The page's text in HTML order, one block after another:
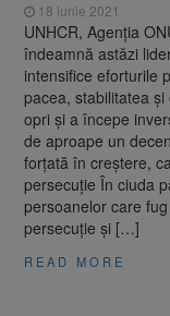
18 iunie 2021
UNHCR, Agenția
îndeamnă astăzi
intensifice eforturile
pacea, stabilitatea
opri și a începe
de aproape un
forțată în creștere,
persecuție În ciuda
persoanelor care
persecuție și […]
READ MORE